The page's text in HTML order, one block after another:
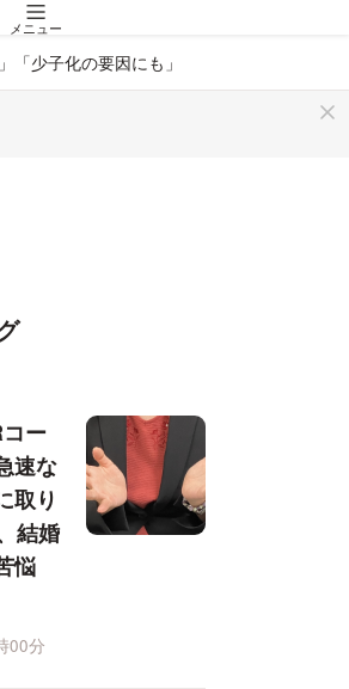
メニュー
少子化の要因にも」
ー
速な
取り
結婚
悩
00分